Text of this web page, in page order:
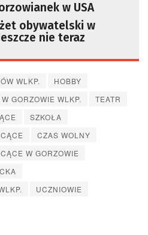
w USA
obywatelski w
nie teraz
WLKP.
HOBBY
GORZOWIE WLKP.
TEATR
SZKOŁA
CZAS WOLNY
W GORZOWIE
UCZNIOWIE